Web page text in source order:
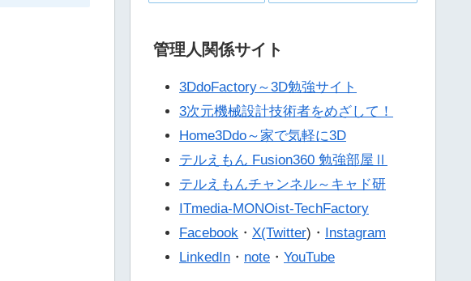
管理人関係サイト
3DdoFactory～3D勉強サイト
3次元機械設計技術者をめざして！
Home3Ddo～家で気軽に3D
テルえもん Fusion360 勉強部屋Ⅱ
テルえもんチャンネル～キャド研
ITmedia-MONOist-TechFactory
Facebook ・ X(Twitter)・ Instagram
LinkedIn ・ note ・ YouTube